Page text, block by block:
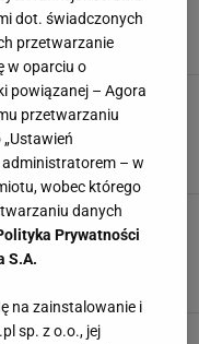
spożywcze wybrać
żebyś to wiedział.
sery, a
Naturalne
działaniu
dot. świadczonych
przetwarzanie
w oparciu o
powiązanej – Agora
przetwarzaniu
– w
wobec którego
danych
Prywatności
S.A.
na zainstalowanie i
sp. z o.o., jej